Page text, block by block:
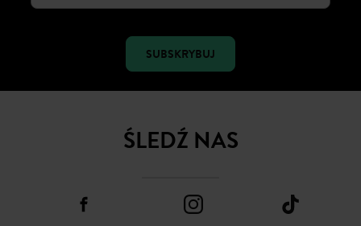
SUBSKRYBUJ
ŚLEDŹ NAS